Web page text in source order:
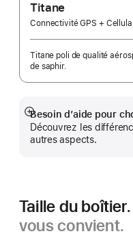
Titane
Connectivité GPS +
Titane poli de qualité
de saphir.
Besoin d’aide pour
Découvrez les
autres aspects.
Afficher
plus
Taille du boîtier.
vous convient.